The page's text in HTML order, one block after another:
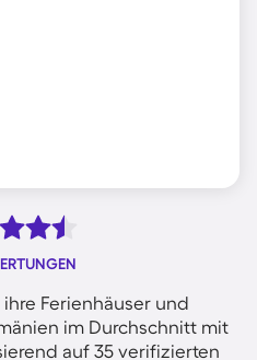
Ferienhäuser und
im Durchschnitt mit
auf 35 verifizierten